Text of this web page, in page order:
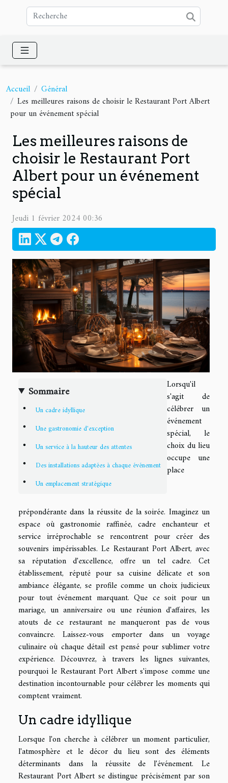
Accueil
Général
Les meilleures raisons de choisir le Restaurant Port Albert
pour un événement spécial
Les meilleures raisons de
choisir le Restaurant Port
Albert pour un événement
spécial
Jeudi 1 février 2024 00:36
Sommaire
Un cadre idyllique
Une gastronomie d'exception
Un service à la hauteur des attentes
Des installations adaptées à chaque événement
Un emplacement stratégique
Lorsqu'il
s'agit de
célébrer un
événement
spécial, le
choix du lieu
occupe une
place
prépondérante dans la réussite de la soirée. Imaginez un
espace où gastronomie raffinée, cadre enchanteur et
service irréprochable se rencontrent pour créer des
souvenirs impérissables. Le Restaurant Port Albert, avec
sa réputation d'excellence, offre un tel cadre. Cet
établissement, réputé pour sa cuisine délicate et son
ambiance élégante, se profile comme un choix judicieux
pour tout événement marquant. Que ce soit pour un
mariage, un anniversaire ou une réunion d'affaires, les
atouts de ce restaurant ne manqueront pas de vous
convaincre. Laissez-vous emporter dans un voyage
culinaire où chaque détail est pensé pour sublimer votre
expérience. Découvrez, à travers les lignes suivantes,
pourquoi le Restaurant Port Albert s'impose comme une
destination incontournable pour célébrer les moments qui
comptent vraiment.
Un cadre idyllique
Lorsque l'on cherche à célébrer un moment particulier,
l'atmosphère et le décor du lieu sont des éléments
déterminants dans la réussite de l'événement. Le
Restaurant Port Albert se distingue précisément par son